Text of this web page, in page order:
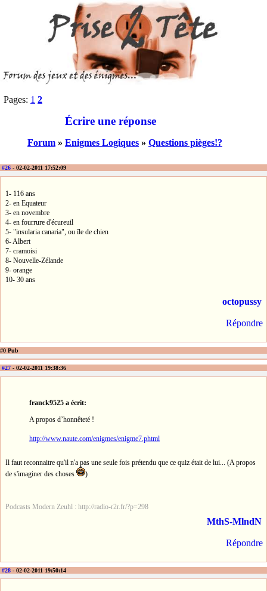
Pages: 1 2
Écrire une réponse
Forum » Enigmes Logiques » Questions pièges!?
#26 - 02-02-2011 17:52:09
1- 116 ans
2- en Equateur
3- en novembre
4- en fourrure d'écureuil
5- "insularia canaria", ou île de chien
6- Albert
7- cramoisi
8- Nouvelle-Zélande
9- orange
10- 30 ans
octopussy
Répondre
#0 Pub
#27 - 02-02-2011 19:38:36
franck9525 a écrit:
A propos d’honnêteté !
http://www.naute.com/enigmes/enigme7.phtml
Il faut reconnaitre qu'il n'a pas une seule fois prétendu que ce quiz était de lui... (A propos
de s'imaginer des choses
)
Podcasts Modern Zeuhl : http://radio-r2r.fr/?p=298
MthS-MlndN
Répondre
#28 - 02-02-2011 19:50:14